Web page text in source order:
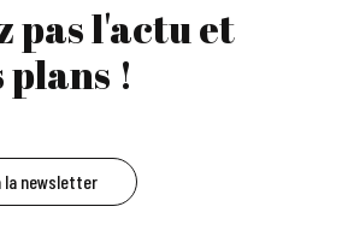
pas l'actu et
plans !
la newsletter